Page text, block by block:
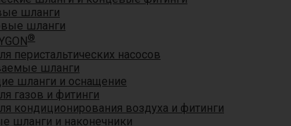
шланги
шланги
®
перистальтических насосов
шланги
шланги и оснащение
газов и фитинги
кондиционирования воздуха и фитинги
шланги и наконечники